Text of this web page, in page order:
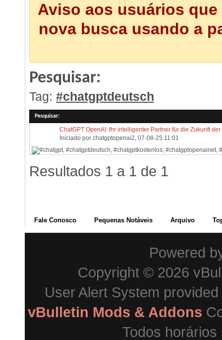
Aviso aos usuários
nova busca usando a
Pesquisar:
Tag: #chatgptdeutsch
Pesquisar:
ChatGPT OpenAI: Ihr intelligenter Partner für die Zukunft der
Interaktion
Iniciado por chatgptopenai2 , 07-08-25 11:01
Resultados 1 a 1 de 1
Fale Conosco Pequenas Notáveis Arquivo
Powered
Copyright © 2026
User Alert System
vBulletin Mods & Addons
Todos